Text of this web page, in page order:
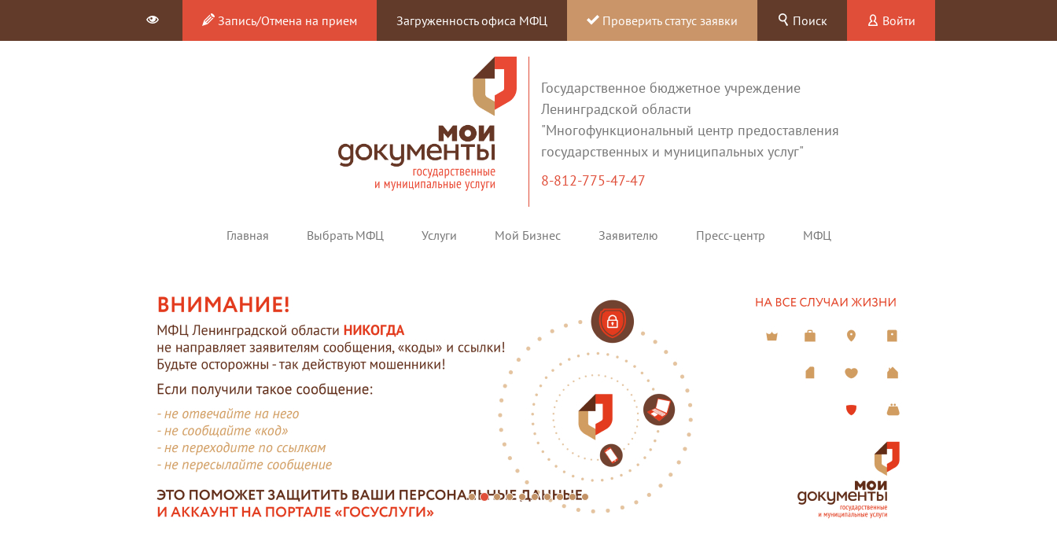
Запись/Отмена на прием Загруженность офиса МФЦ Проверить статус заявки Поиск Войти
Государственное бюджетное учреждение
Ленинградской области
"Многофункциональный центр предоставления
государственных и муниципальных услуг"
8-812-775-47-47
Главная Выбрать МФЦ Услуги Мой Бизнес Заявителю Пресс-центр МФЦ